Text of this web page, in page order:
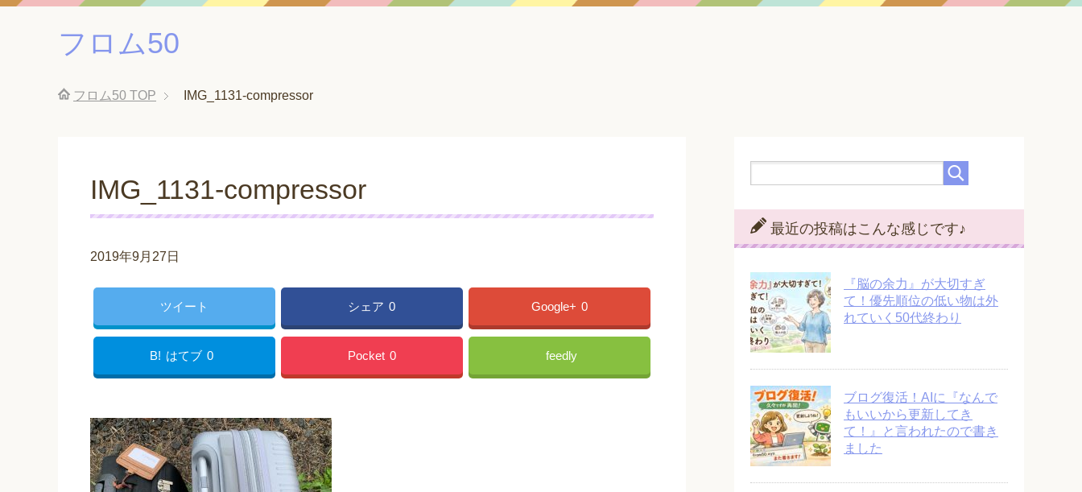
フロム50
フロム50 TOP IMG_1131-compressor
IMG_1131-compressor
2019年9月27日
ツイート シェア 0 Google+ 0
B! はてブ 0 Pocket 0 feedly
最近の投稿はこんな感じです♪
『脳の余力』が大切すぎ
て！優先順位の低い物は外
れていく50代終わり
ブログ復活！AIに『なんで
もいいから更新してき
て！』と言われたので書き
ました